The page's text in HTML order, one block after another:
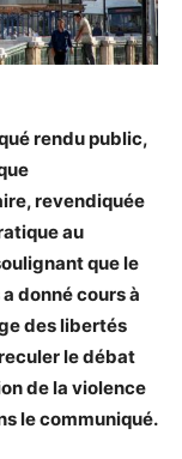
rendu public,
revendiquée
au
que le
donné cours à
des libertés
le débat
de la violence
le communiqué.